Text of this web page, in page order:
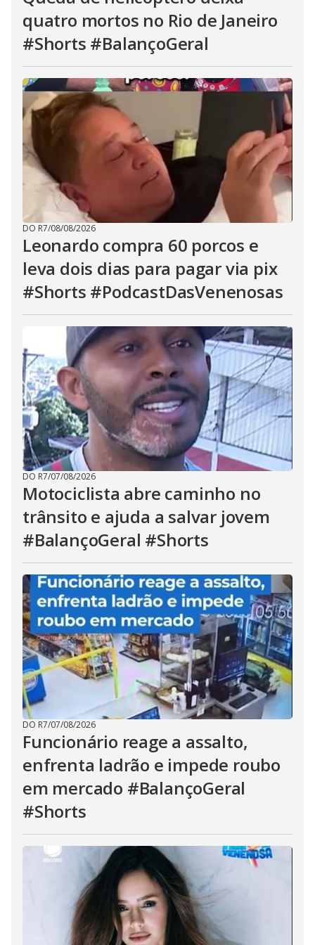
quatro mortos no Rio de Janeiro
#Shorts #BalançoGeral
DO R7/08/08/2026
Leonardo compra 60 porcos e
leva dois dias para pagar via pix
#Shorts #PodcastDasVenenosas
DO R7/07/08/2026
Motociclista abre caminho no
trânsito e ajuda a salvar jovem
#BalançoGeral #Shorts
DO R7/07/08/2026
Funcionário reage a assalto,
enfrenta ladrão e impede roubo
em mercado #BalançoGeral
#Shorts